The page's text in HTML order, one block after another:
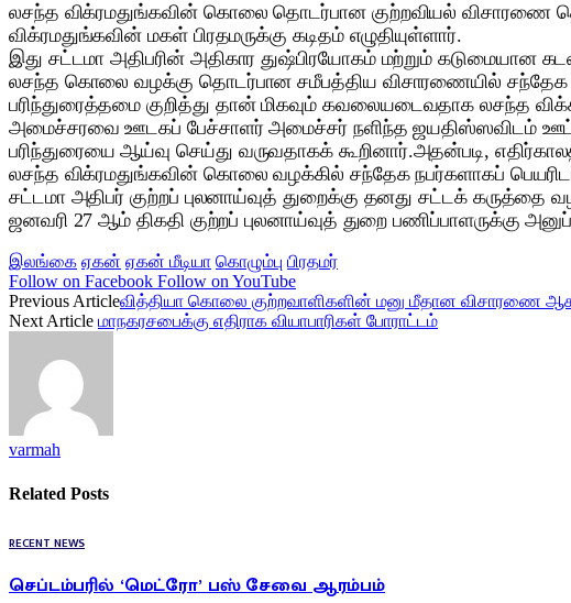
லசந்த விக்ரமதுங்கவின் கொலை தொடர்பான குற்றவியல் விசாரணை
விக்ரமதுங்கவின் மகள் பிரதமருக்கு கடிதம் எழுதியுள்ளார்.
இது சட்டமா அதிபரின் அதிகார துஷ்பிரயோகம் மற்றும் கடுமையான
லசந்த கொலை வழக்கு தொடர்பான சமீபத்திய விசாரணையில் சந்தேக
பரிந்துரைத்தமை குறித்து தான் மிகவும் கவலையடைவதாக லசந்த
அமைச்சரவை ஊடகப் பேச்சாளர் அமைச்சர் நளிந்த ஜயதிஸ்ஸவிடம்
பரிந்துரையை ஆய்வு செய்து வருவதாகக் கூறினார்.அதன்படி,
லசந்த விக்ரமதுங்கவின் கொலை வழக்கில் சந்தேக நபர்களாகப்
சட்டமா அதிபர் குற்றப் புலனாய்வுத் துறைக்கு தனது சட்டக் கருத்தை
ஜனவரி 27 ஆம் திகதி குற்றப் புலனாய்வுத் துறை பணிப்பாளருக்கு
இலங்கை ஏகன் ஏகன் மீடியா கொழும்பு பிரதமர்
Follow on Facebook Follow on YouTube
Previous Articleவித்தியா கொலை குற்றவாளிகளின் மனு மீதான விசாரணை
Next Article மாநகரசபைக்கு எதிராக வியாபாரிகள் போராட்டம்
varmah
Related Posts
RECENT NEWS
செப்டம்பரில் ‘மெட்ரோ’ பஸ் சேவை ஆரம்பம்